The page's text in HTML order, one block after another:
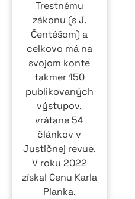
Trestnému
zákonu (s J.
Čentéšom) a
celkovo má na
svojom konte
takmer 150
publikovaných
výstupov,
vrátane 54
článkov v
Justičnej revue.
V roku 2022
získal Cenu Karla
Planka.